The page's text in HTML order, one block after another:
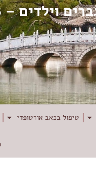
וילדים –
טיפול בכאב אורטופדי